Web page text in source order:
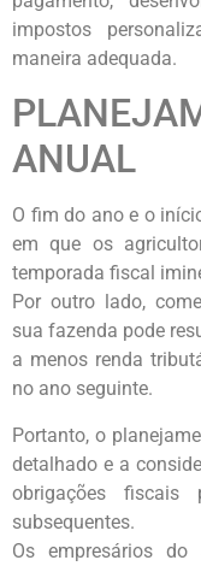
impostos
maneira adequada.
ANUAL
O fim do ano e o
em que os
temporada fiscal
Por outro lado,
sua fazenda pode
a menos renda
no ano seguinte.
Portanto, o
detalhado e a
obrigações
subsequentes.
Os empresários